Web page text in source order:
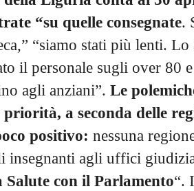
“su quelle consegnate.
“siamo stati più lenti. Lo
il personale sugli over 80
agli anziani”. Le
a seconda delle
positivo: nessuna
insegnanti agli uffici
Salute con il Parlamento“.